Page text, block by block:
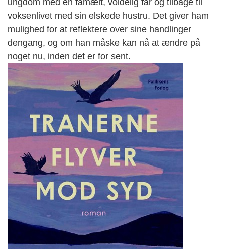
voksenlivet med sin elskede hustru. Det giver ham
mulighed for at reflektere over sine handlinger
dengang, og om han måske kan nå at ændre på
noget nu, inden det er for sent.